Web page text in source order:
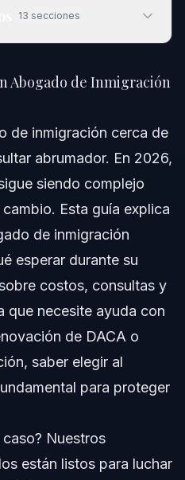
13 secciones
un Buen
un Buen Abogado
su Consulta con el
al Trabajar con un
que Influyen en el
un Abogado de
en NC y FL que
Abogado de Inmigración
de inmigración cerca de
abrumador. En 2026,
siendo complejo
Esta guía explica
de inmigración
esperar durante su
costos, consultas y
que necesite ayuda con
de DACA o
saber elegir al
para proteger
Nuestros
están listos para luchar